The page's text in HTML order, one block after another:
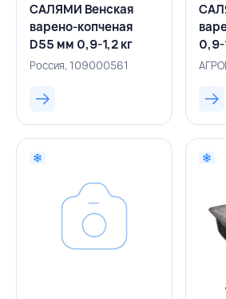
САЛЯМИ Венская
варено-копченая
D55 мм 0,9-1,2 кг
нарезка,
РОССИЯ
Россия, 109000561
0,9-